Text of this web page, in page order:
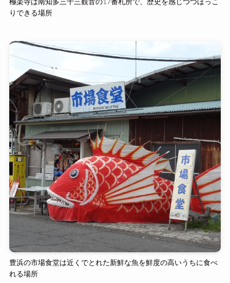
極楽寺は南知多三十三観音の17番札所で、歴史を感じつつほっこ
りできる場所
豊浜の市場食堂は近くでとれた新鮮な魚を鮮度の高いうちに食べ
れる場所